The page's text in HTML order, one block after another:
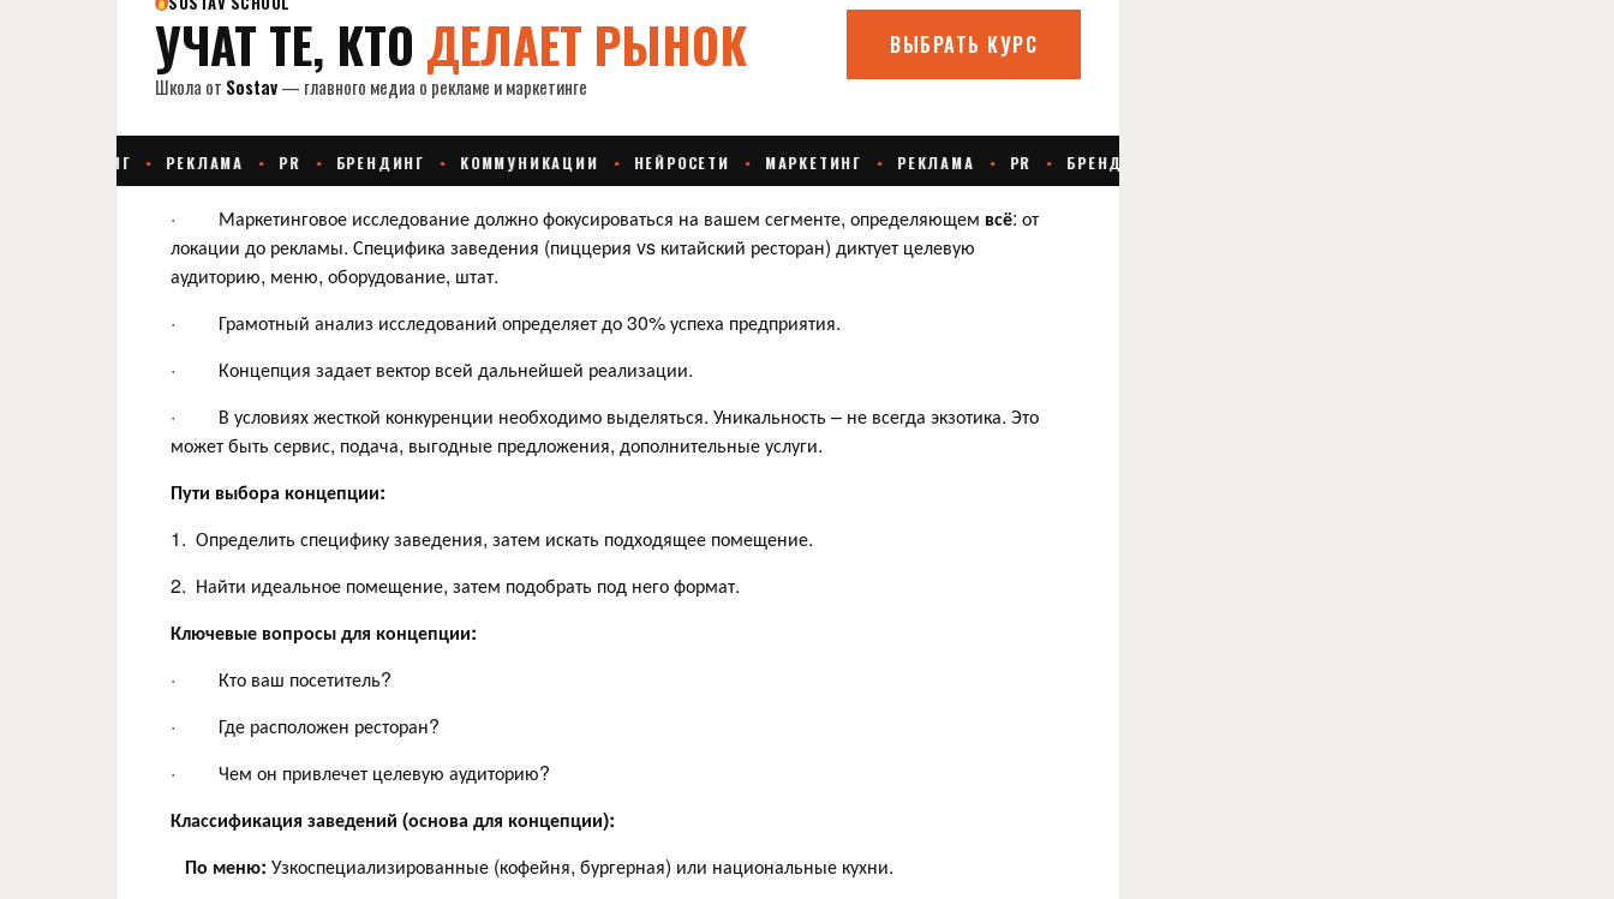
· Маркетинговое исследование должно фокусироваться на вашем сегменте, определяющем всё: от
локации до рекламы. Специфика заведения (пиццерия vs китайский ресторан) диктует целевую
аудиторию, меню, оборудование, штат.
· Грамотный анализ исследований определяет до 30% успеха предприятия.
· Концепция задает вектор всей дальнейшей реализации.
· В условиях жесткой конкуренции необходимо выделяться. Уникальность – не всегда экзотика. Это
может быть сервис, подача, выгодные предложения, дополнительные услуги.
Пути выбора концепции:
1. Определить специфику заведения, затем искать подходящее помещение.
2. Найти идеальное помещение, затем подобрать под него формат.
Ключевые вопросы для концепции:
· Кто ваш посетитель?
· Где расположен ресторан?
· Чем он привлечет целевую аудиторию?
Классификация заведений (основа для концепции):
По меню: Узкоспециализированные (кофейня, бургерная) или национальные кухни.